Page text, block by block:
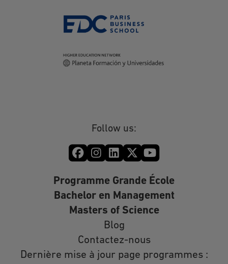
Follow us:
Programme Grande École
Bachelor en Management
Masters of Science
Blog
Contactez-nous
Dernière mise à jour page programmes :